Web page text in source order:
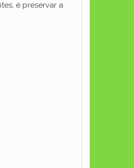
é preservar a